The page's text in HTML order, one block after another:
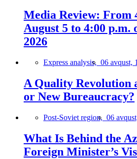
Media Review: From
August 5 to 4:00 p.m.
2026
Express analysis, 06 avqust,
A Quality Revolution
or New Bureaucracy?
Post-Soviet region, 06
What Is Behind the
Foreign Minister’s